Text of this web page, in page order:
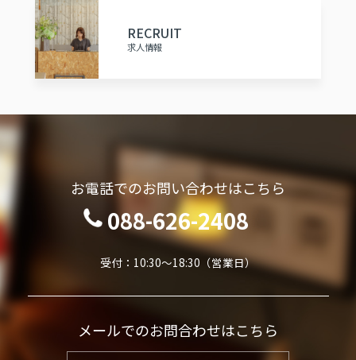
RECRUIT
求人情報
お電話でのお問い合わせはこちら
088-626-2408
受付：10:30～18:30（営業日）
メールでのお問合わせはこちら